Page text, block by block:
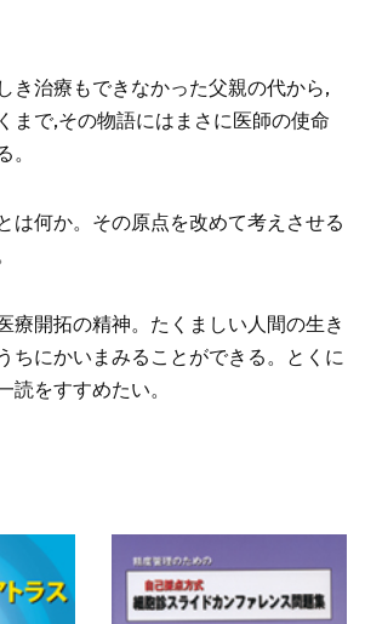
治療もできなかった父親の代から,
まで,その物語にはまさに医師の使命
何か。その原点を改めて考えさせる
開拓の精神。たくましい人間の生き
ちにかいまみることができる。とくに
読をすすめたい。